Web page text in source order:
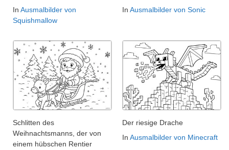
In Ausmalbilder von
Squishmallow
In Ausmalbilder von Sonic
Schlitten des
Weihnachtsmanns, der von
einem hübschen Rentier
Der riesige Drache
In Ausmalbilder von Minecraft